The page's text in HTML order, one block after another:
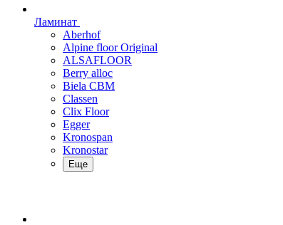
Ламинат
Aberhof
Alpine floor Original
ALSAFLOOR
Berry alloc
Biela CBM
Classen
Clix Floor
Egger
Kronospan
Kronostar
Еще